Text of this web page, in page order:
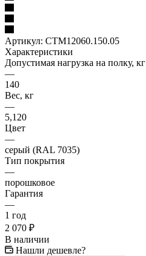
Артикул: СТМ12060.150.05
Характеристики
Допустимая нагрузка на полку, кг
—
140
Вес, кг
—
5,120
Цвет
—
серый (RAL 7035)
Тип покрытия
—
порошковое
Гарантия
—
1 год
2 070 ₽
В наличии
Нашли дешевле?